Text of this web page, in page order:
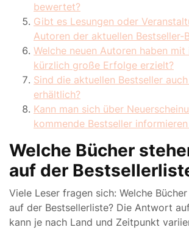
bewertet?
Gibt es Lesungen oder
Autoren der aktuellen Bestseller-
Welche neuen Autoren haben mit
kürzlich große Erfolge erzielt?
Sind die aktuellen Bestseller
erhältlich?
Kann man sich über
kommende Bestseller informieren
Welche Bücher
auf der
Viele Leser fragen sich: Welche
auf der Bestsellerliste? Die Antwort
kann je nach Land und Zeitpunkt